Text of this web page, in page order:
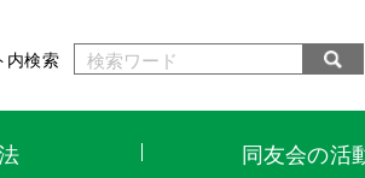
内検索
同友会の活